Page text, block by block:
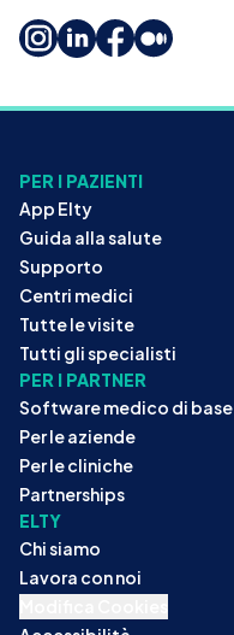
PER I PAZIENTI
App Elty
Guida alla salute
Supporto
Centri medici
Tutte le visite
Tutti gli specialisti
PER I PARTNER
Software medico di base
Per le aziende
Per le cliniche
Partnerships
ELTY
Chi siamo
Lavora con noi